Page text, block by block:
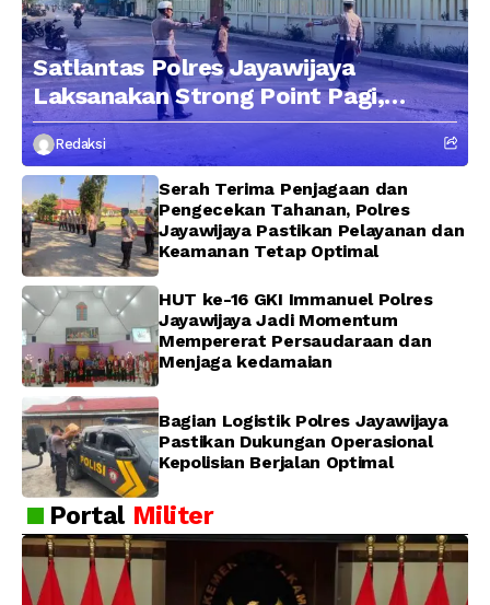
Satlantas Polres Jayawijaya
Laksanakan Strong Point Pagi,
Edukasi Pengendara dengan
Pendekatan Humanis
Redaksi
Serah Terima Penjagaan dan
Pengecekan Tahanan, Polres
Jayawijaya Pastikan Pelayanan dan
Keamanan Tetap Optimal
HUT ke-16 GKI Immanuel Polres
Jayawijaya Jadi Momentum
Mempererat Persaudaraan dan
Menjaga kedamaian
Bagian Logistik Polres Jayawijaya
Pastikan Dukungan Operasional
Kepolisian Berjalan Optimal
Portal Militer